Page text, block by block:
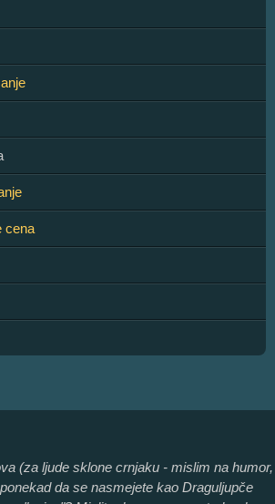
cena
(za ljude sklone crnjaku - mislim na humor,
da se nasmejete kao Draguljupče